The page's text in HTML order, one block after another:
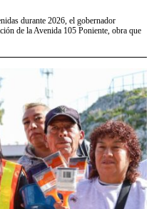
durante 2026, el gobernador
de la Avenida 105 Poniente, obra que